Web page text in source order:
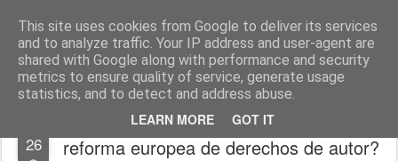
This site uses cookies from Google to deliver its services
and to analyze traffic. Your IP address and user-agent are
shared with Google along with performance and security
metrics to ensure quality of service, generate usage
statistics, and to detect and address abuse.
LEARN MORE GOT IT
menos tecnología y más pedagogía conceptos y reflexiones sobre la sociedad de la información
Pages
26
¿Puedo seguir haciendo memes con la
reforma europea de derechos de autor?